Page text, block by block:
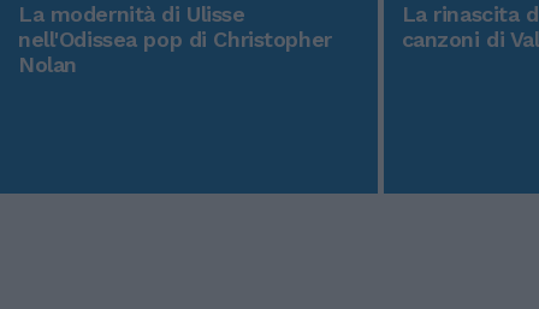
La modernità di Ulisse
nell'Odissea pop di Christopher
Nolan
La rinascita
canzoni di